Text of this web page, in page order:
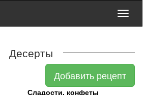
Меню
Десерты
Добавить рецепт
Сладости, конфеты